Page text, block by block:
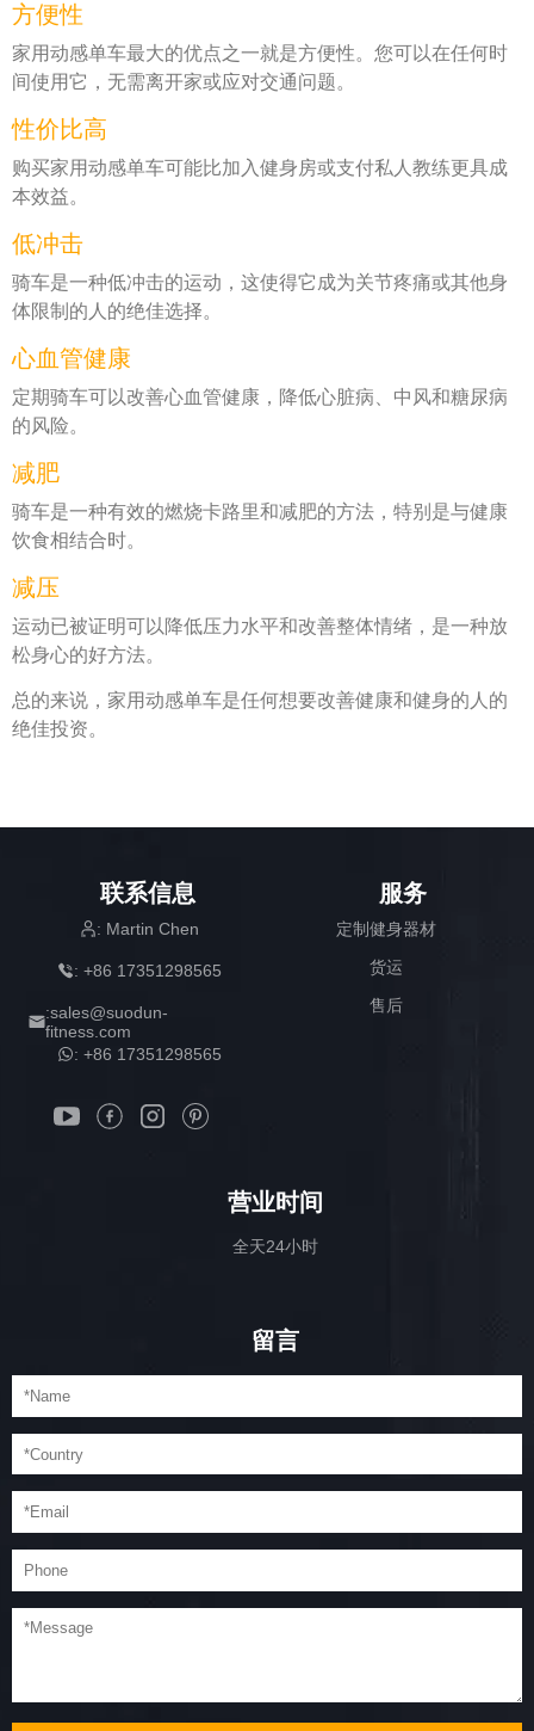
方便性
家用动感单车最大的优点之一就是方便性。您可以在任何时
间使用它，无需离开家或应对交通问题。
性价比高
购买家用动感单车可能比加入健身房或支付私人教练更具成
本效益。
低冲击
骑车是一种低冲击的运动，这使得它成为关节疼痛或其他身
体限制的人的绝佳选择。
心血管健康
定期骑车可以改善心血管健康，降低心脏病、中风和糖尿病
的风险。
减肥
骑车是一种有效的燃烧卡路里和减肥的方法，特别是与健康
饮食相结合时。
减压
运动已被证明可以降低压力水平和改善整体情绪，是一种放
松身心的好方法。
总的来说，家用动感单车是任何想要改善健康和健身的人的
绝佳投资。
联系信息
: Martin Chen
: +86 17351298565
:sales@suodun-
fitness.com
: +86 17351298565
服务
定制健身器材
货运
售后
营业时间
全天24小时
留言